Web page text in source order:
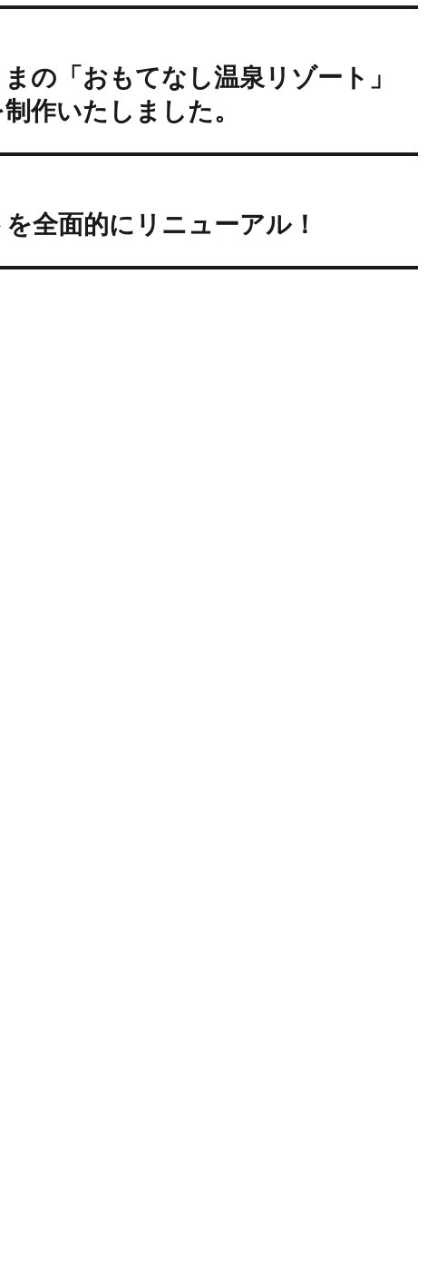
の「おもてなし温泉リゾート」
作いたしました。
全面的にリニューアル！